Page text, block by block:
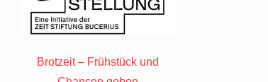
Brotzeit – Frühstück und